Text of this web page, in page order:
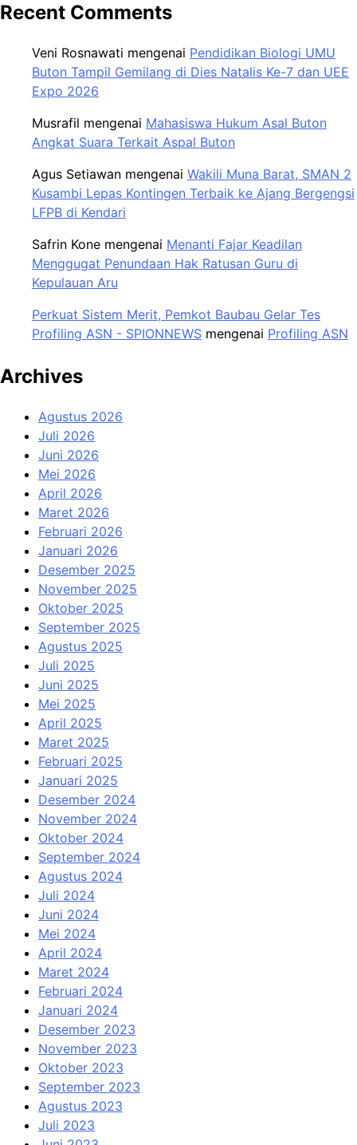
Recent Comments
Veni Rosnawati mengenai Pendidikan Biologi UMU
Buton Tampil Gemilang di Dies Natalis Ke-7 dan UEE
Expo 2026
Musrafil mengenai Mahasiswa Hukum Asal Buton
Angkat Suara Terkait Aspal Buton
Agus Setiawan mengenai Wakili Muna Barat, SMAN 2
Kusambi Lepas Kontingen Terbaik ke Ajang Bergengsi
LFPB di Kendari
Safrin Kone mengenai Menanti Fajar Keadilan
Menggugat Penundaan Hak Ratusan Guru di
Kepulauan Aru
Perkuat Sistem Merit, Pemkot Baubau Gelar Tes
Profiling ASN - SPIONNEWS mengenai Profiling ASN
Archives
Agustus 2026
Juli 2026
Juni 2026
Mei 2026
April 2026
Maret 2026
Februari 2026
Januari 2026
Desember 2025
November 2025
Oktober 2025
September 2025
Agustus 2025
Juli 2025
Juni 2025
Mei 2025
April 2025
Maret 2025
Februari 2025
Januari 2025
Desember 2024
November 2024
Oktober 2024
September 2024
Agustus 2024
Juli 2024
Juni 2024
Mei 2024
April 2024
Maret 2024
Februari 2024
Januari 2024
Desember 2023
November 2023
Oktober 2023
September 2023
Agustus 2023
Juli 2023